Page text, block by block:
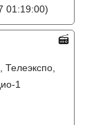
01:19:00)
1